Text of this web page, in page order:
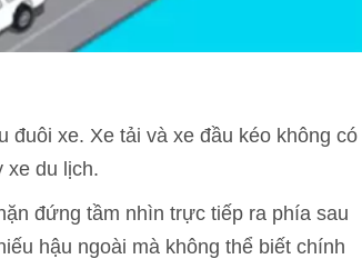
đuôi xe. Xe tải và xe đầu kéo không có
xe du lịch.
đứng tầm nhìn trực tiếp ra phía sau
hậu ngoài mà không thể biết chính